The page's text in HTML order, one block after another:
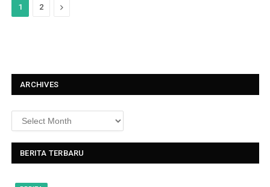
1 2
N
ARCHIVES
BERITA TERBARU